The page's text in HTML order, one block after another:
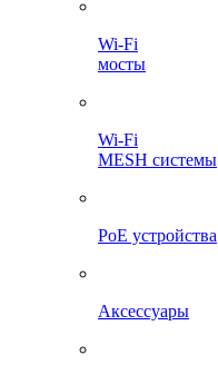
Wi-Fi
мосты
Wi-Fi
MESH системы
PoE устройства
Аксессуары